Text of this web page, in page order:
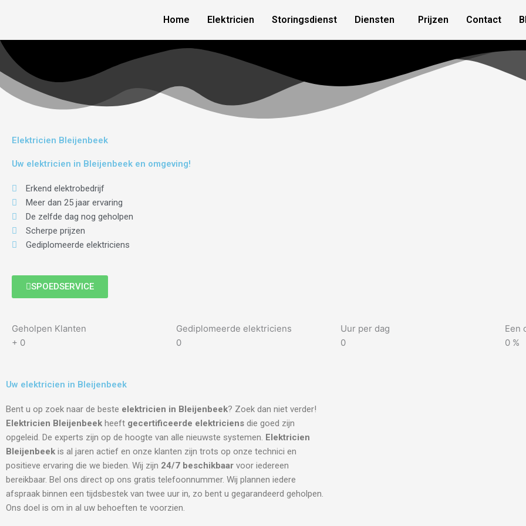
Home Elektricien Storingsdienst Diensten Prijzen Contact
Elektricien Bleijenbeek
Uw elektricien in Bleijenbeek en omgeving!
Erkend elektrobedrijf
Meer dan 25 jaar ervaring
De zelfde dag nog geholpen
Scherpe prijzen
Gediplomeerde elektriciens
SPOEDSERVICE
Geholpen Klanten
+ 0
Gediplomeerde elektriciens
0
Uur per dag
0
Een
0 %
Uw elektricien in Bleijenbeek
Bent u op zoek naar de beste elektricien in Bleijenbeek? Zoek dan niet verder!
Elektricien Bleijenbeek heeft gecertificeerde elektriciens die goed zijn
opgeleid. De experts zijn op de hoogte van alle nieuwste systemen. Elektricien
Bleijenbeek is al jaren actief en onze klanten zijn trots op onze technici en
positieve ervaring die we bieden. Wij zijn 24/7 beschikbaar voor iedereen
bereikbaar. Bel ons direct op ons gratis telefoonnummer. Wij plannen iedere
afspraak binnen een tijdsbestek van twee uur in, zo bent u gegarandeerd geholpen.
Ons doel is om in al uw behoeften te voorzien.